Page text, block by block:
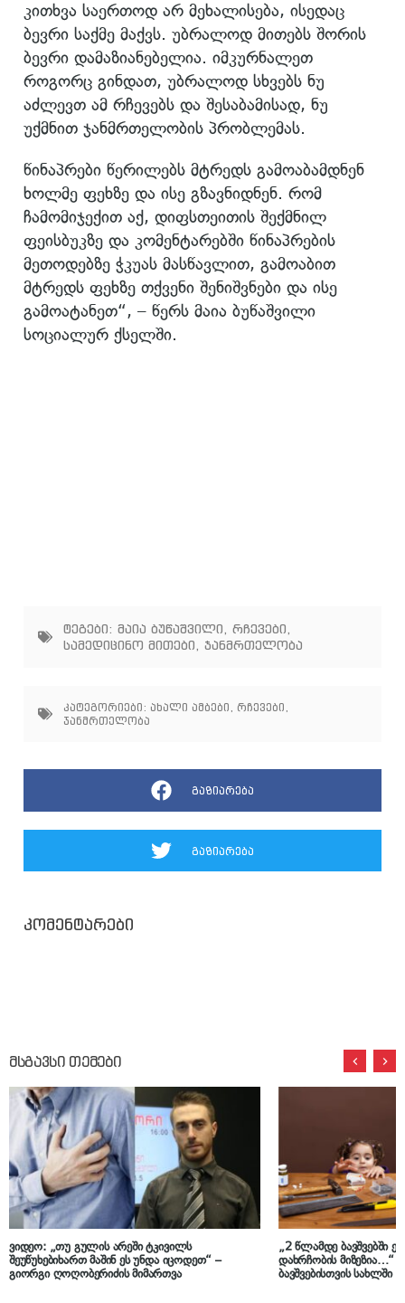
კითხვა საერთოდ არ მეხალისება, ისედაც
ბევრი საქმე მაქვს. უბრალოდ მითებს შორის
ბევრი დამაზიანებელია. იმკურნალეთ
როგორც გინდათ, უბრალოდ სხვებს ნუ
აძლევთ ამ რჩევებს და შესაბამისად, ნუ
უქმნით ჯანმრთელობის პრობლემას.
წინაპრები წერილებს მტრედს გამოაბამდნენ
ხოლმე ფეხზე და ისე გზავნიდნენ. რომ
ჩამომიჯექით აქ, დიფსთეითის შექმნილ
ფეისბუკზე და კომენტარებში წინაპრების
მეთოდებზე ჭკუას მასწავლით, გამოაბით
მტრედს ფეხზე თქვენი შენიშვნები და ისე
გამოატანეთ“, – წერს მაია ბუწაშვილი
სოციალურ ქსელში.
ტეგები: მაია ბუწაშვილი, რჩევები,
სამედიცინო მითები, ჯანმრთელობა
კატეგორიები: ახალი ამბები , რჩევები ,
ჯანმრთელობა
გაზიარება
გაზიარება
კომენტარები
მსგავსი თემები
ვიდეო: „თუ გულის არეში ტკივილს
შეუწუხებიხართ მაშინ ეს უნდა იცოდეთ“ –
გიორგი ღოღობერიძის მიმართვა
„2 წლამდე ბავშვებში
დახრჩობის მიზეზია…“
ბავშვებისთვის სახლში